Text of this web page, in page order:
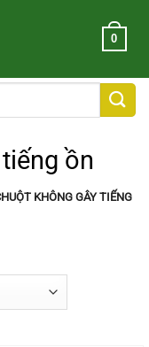
0
ồn
KHÔNG GÂY TIẾNG